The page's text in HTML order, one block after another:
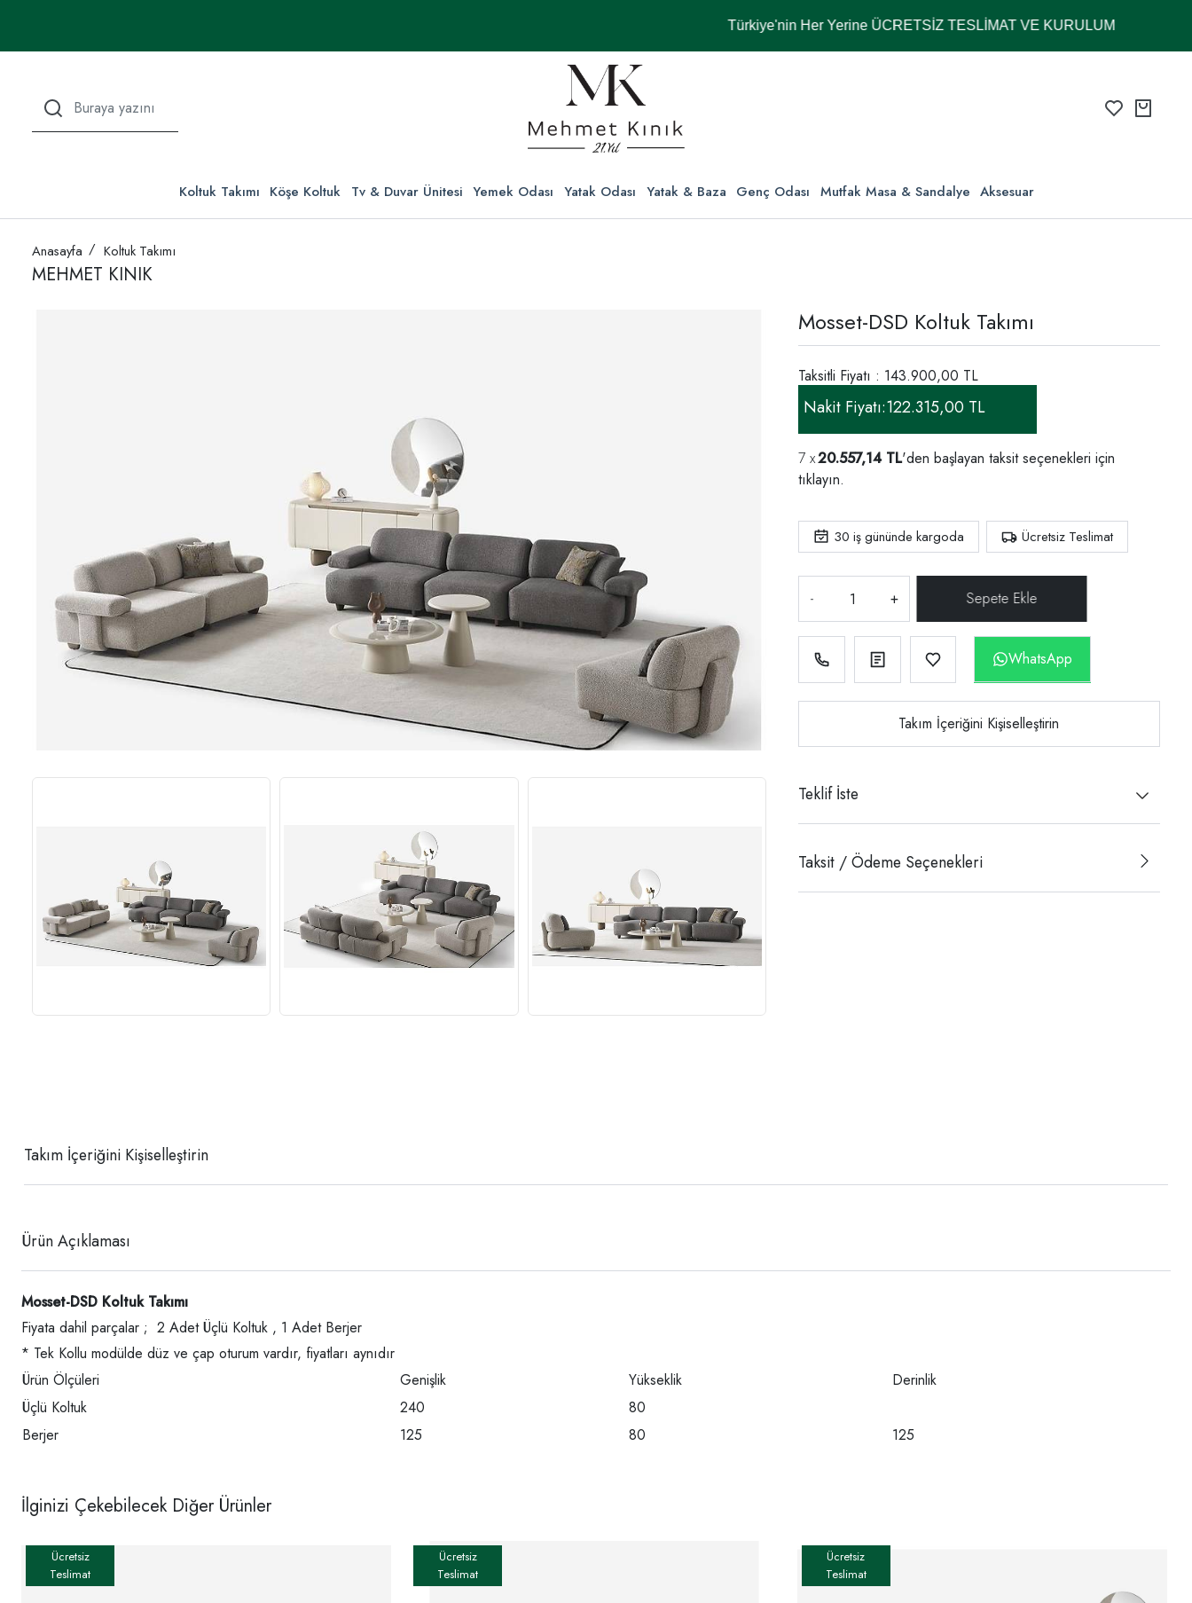
Türkiye'nin Her Yerine ÜCRETSİZ TESLİMAT VE KURULUM
Koltuk Takımı Köşe Koltuk Tv & Duvar Ünitesi Yemek Odası Yatak Odası Yatak & Baza Genç Odası Mutfak Masa & Sandalye Aksesuar
Anasayfa Koltuk Takımı
MEHMET KINIK
Mosset-DSD Koltuk Takımı
Taksitli Fiyatı : 143.900,00 TL
Nakit Fiyatı:122.315,00 TL
20.557,14 TL'den başlayan taksit seçenekleri için
tıklayın.
30 iş gününde kargoda Ücretsiz Teslimat
- +
WhatsApp
Takım İçeriğini Kişiselleştirin
Teklif İste
Taksit / Ödeme Seçenekleri
Takım İçeriğini Kişiselleştirin
Ürün Açıklaması
Mosset-DSD Koltuk Takımı
Fiyata dahil parçalar ; 2 Adet Üçlü Koltuk , 1 Adet Berjer
* Tek Kollu modülde düz ve çap oturum vardır, fiyatları aynıdır
Ürün Ölçüleri
Genişlik Yükseklik
Derinlik
Üçlü Koltuk
240
80
Berjer
125 80 125
İlginizi Çekebilecek Diğer Ürünler